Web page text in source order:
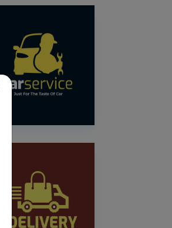
Close